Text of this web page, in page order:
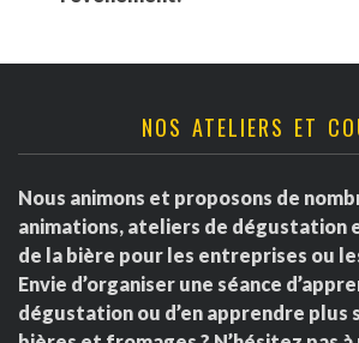
NOS ATELIERS ET
Nous animons et proposons de
animations, ateliers de dégustation
de la bière pour les entreprises ou
Envie d’organiser une séance
dégustation ou d’en apprendre plus